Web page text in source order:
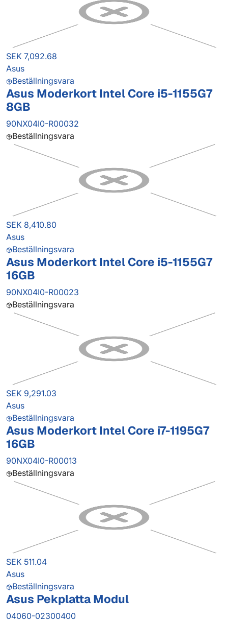
SEK 7,092.68
Asus
Beställningsvara
Asus Moderkort Intel Core i5-1155G7
8GB
90NX04I0-R00032
Beställningsvara
SEK 8,410.80
Asus
Beställningsvara
Asus Moderkort Intel Core i5-1155G7
16GB
90NX04I0-R00023
Beställningsvara
SEK 9,291.03
Asus
Beställningsvara
Asus Moderkort Intel Core i7-1195G7
16GB
90NX04I0-R00013
Beställningsvara
SEK 511.04
Asus
Beställningsvara
Asus Pekplatta Modul
04060-02300400